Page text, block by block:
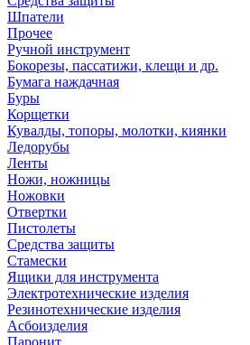
Шпатели
Прочее
Ручной инструмент
Бокорезы, пассатижи, клещи и др.
Бумага наждачная
Буры
Корщетки
Кувалды, топоры, молотки, киянки
Ледорубы
Ленты
Ножи, ножницы
Ножовки
Отвертки
Пистолеты
Средства защиты
Стамески
Ящики для инструмента
Электротехнические изделия
Резинотехнические изделия
Асбоизделия
Паронит